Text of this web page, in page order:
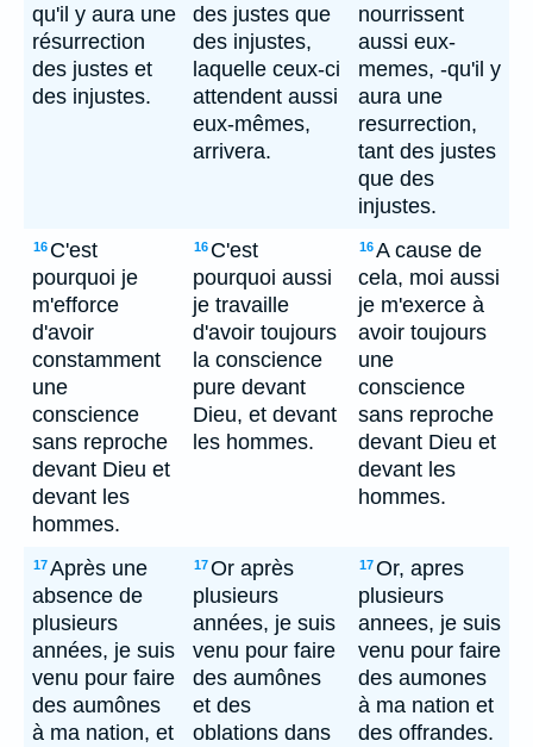
qu'il y aura une
résurrection
des justes et
des injustes.
des justes que
des injustes,
laquelle ceux-ci
attendent aussi
eux-mêmes,
arrivera.
nourrissent
aussi eux-
memes, -qu'il y
aura une
resurrection,
tant des justes
que des
injustes.
16 C'est
pourquoi je
m'efforce
d'avoir
constamment
une
conscience
sans reproche
devant Dieu et
devant les
hommes.
16 C'est
pourquoi aussi
je travaille
d'avoir toujours
la conscience
pure devant
Dieu, et devant
les hommes.
16A cause de
cela, moi aussi
je m'exerce à
avoir toujours
une
conscience
sans reproche
devant Dieu et
devant les
hommes.
17Après une
absence de
plusieurs
années, je suis
venu pour faire
des aumônes
à ma nation, et
17Or après
plusieurs
années, je suis
venu pour faire
des aumônes
et des
oblations dans
17Or, apres
plusieurs
annees, je suis
venu pour faire
des aumones
à ma nation et
des offrandes.